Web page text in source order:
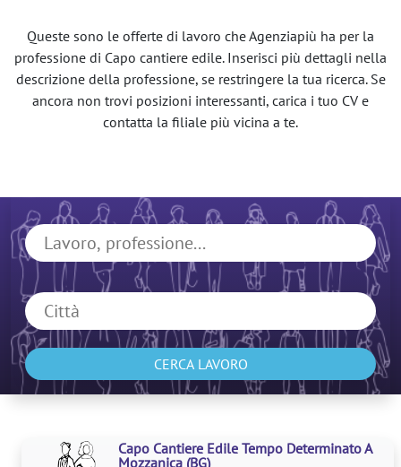
Queste sono le offerte di lavoro che Agenziapiù ha per la
professione di Capo cantiere edile. Inserisci più dettagli nella
descrizione della professione, se restringere la tua ricerca. Se
ancora non trovi posizioni interessanti, carica i tuo CV e
contatta la filiale più vicina a te.
CERCA LAVORO
Capo Cantiere Edile Tempo Determinato A
Mozzanica (BG)